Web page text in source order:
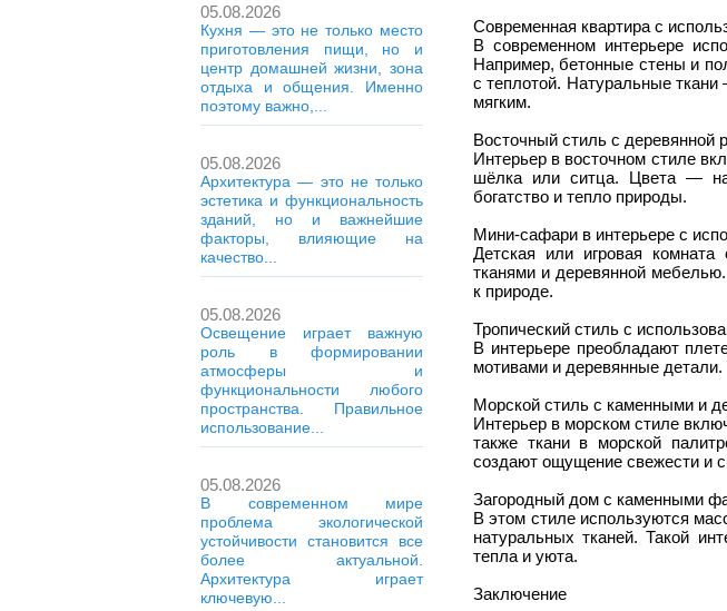
05.08.2026
Кухня — это не только место
приготовления пищи, но и
центр домашней жизни, зона
отдыха и общения. Именно
поэтому важно,...
05.08.2026
Архитектура — это не только
эстетика и функциональность
зданий, но и важнейшие
факторы, влияющие на
качество...
05.08.2026
Освещение играет важную
роль в формировании
атмосферы и
функциональности любого
пространства. Правильное
использование...
05.08.2026
В современном мире
проблема экологической
устойчивости становится все
более актуальной.
Архитектура играет
ключевую...
Современная квартира с
В современном интерьере
Например, бетонные стены и
с теплотой. Натуральные
мягким.
Восточный стиль с деревянной
Интерьер в восточном стиле
шёлка или ситца. Цвета —
богатство и тепло природы.
Мини-сафари в интерьере с
Детская или игровая
тканями и деревянной
к природе.
Тропический стиль с
В интерьере преобладают
мотивами и деревянные детали.
Морской стиль с каменными и
Интерьер в морском стиле
также ткани в морской
создают ощущение свежести и
Загородный дом с каменными
В этом стиле используются
натуральных тканей. Такой
тепла и уюта.
Заключение